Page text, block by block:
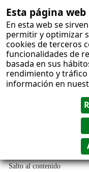
Esta página
En esta web se
permitir y optimizar
cookies de terceros
funcionalidades de
basada en sus
rendimiento y
información en
Salto al contenido